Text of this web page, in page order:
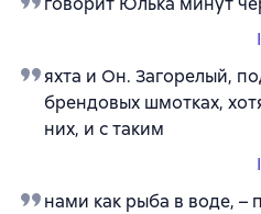
яхта и Он. Загорелый,
брендовых шмотках,
них, и с таким
нами как рыба в воде, –